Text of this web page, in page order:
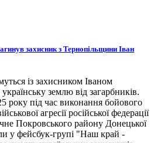
захисник з Тернопільщини Іван
із захисником Іваном
землю від загарбників.
року під час виконання бойового
агресії російської федерації
Покровського району Донецької
у фейсбук-групі "Наш край -